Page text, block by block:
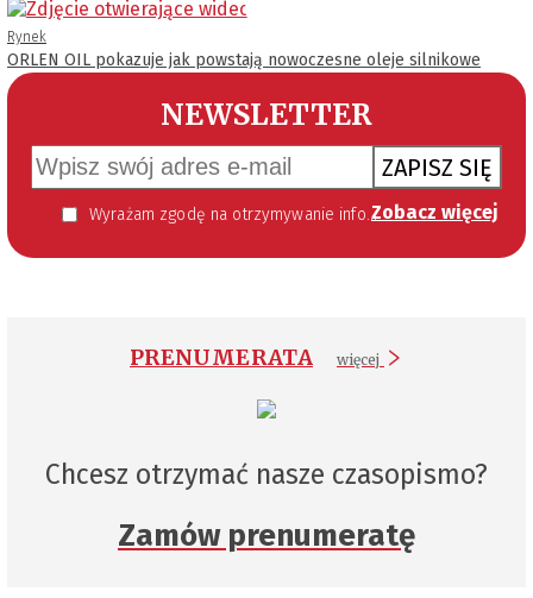
Rynek
ORLEN OIL pokazuje jak powstają nowoczesne oleje silnikowe
NEWSLETTER
ZAPISZ SIĘ
Wyrażam zgodę na otrzymywanie informacji handlowej kierowanej do mnie za pomocą środków komunikacji elektronicznej w szczególności poczty elektronicznej zgodnie z przepisem art. 10 ust 2 ustawy z dnia 18 lipca 2002 roku o świadczeniu usług drogą elektroniczną (Dz. U. 144 z 2002 r. poz. 1204). Zgoda jest dobrowolna, jednak jej wyrażenie jest konieczne, aby otrzymywać newsletter. Zobacz więcej
PRENUMERATA więcej
Chcesz otrzymać nasze czasopismo?
Zamów prenumeratę